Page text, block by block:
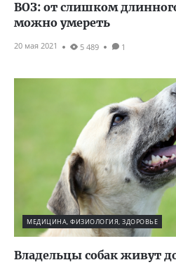
ВОЗ: от слишком
можно умереть
20 мая 2021 5 489 1
МЕДИЦИНА, ФИЗИОЛОГИЯ, ЗДОРОВЬЕ
Владельцы собак живут